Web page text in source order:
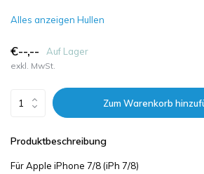
Alles anzeigen Hullen
€--,-- Auf Lager
exkl. MwSt.
Zum Warenkorb
Produktbeschreibung
Für Apple iPhone 7/8 (iPh 7/8)